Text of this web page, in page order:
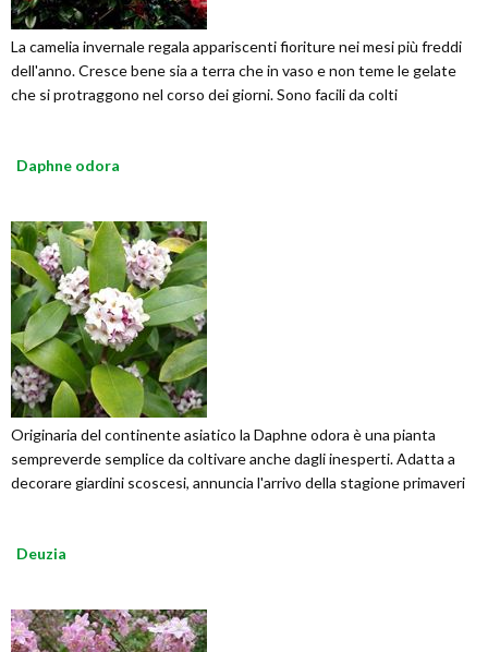
La camelia invernale regala appariscenti fioriture nei mesi più freddi
dell'anno. Cresce bene sia a terra che in vaso e non teme le gelate
che si protraggono nel corso dei giorni. Sono facili da colti
Daphne odora
Originaria del continente asiatico la Daphne odora è una pianta
sempreverde semplice da coltivare anche dagli inesperti. Adatta a
decorare giardini scoscesi, annuncia l'arrivo della stagione primaveri
Deuzia